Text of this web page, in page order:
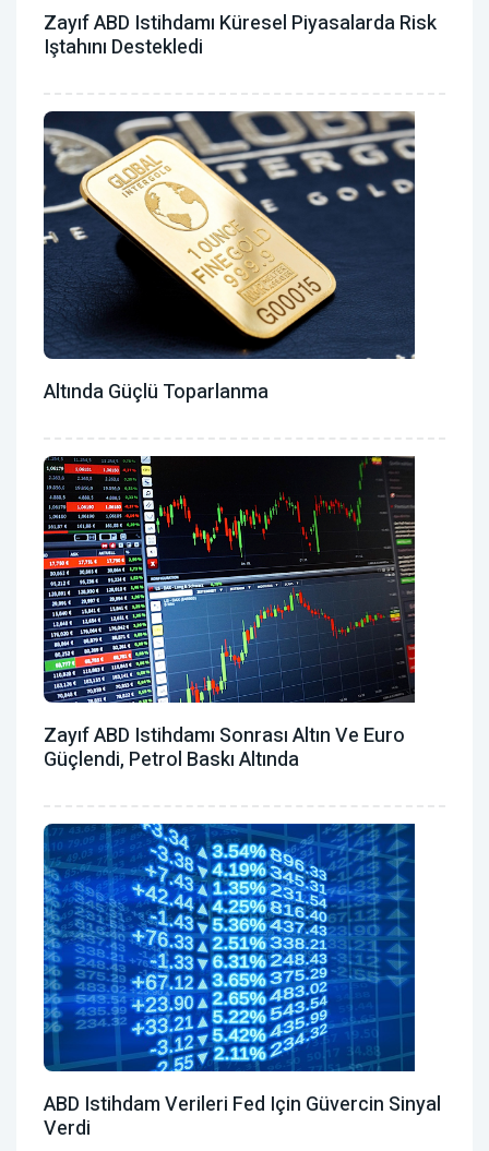
Zayıf ABD Istihdamı Küresel Piyasalarda Risk
Iştahını Destekledi
Altında Güçlü Toparlanma
Zayıf ABD Istihdamı Sonrası Altın Ve Euro
Güçlendi, Petrol Baskı Altında
ABD Istihdam Verileri Fed Için Güvercin Sinyal
Verdi